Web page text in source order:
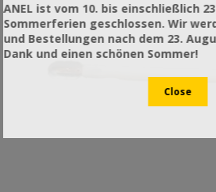
ANEL ist vom 10. bis einschließlich
Sommerferien geschlossen. Wir
und Bestellungen nach dem 23.
Dank und einen schönen Sommer!